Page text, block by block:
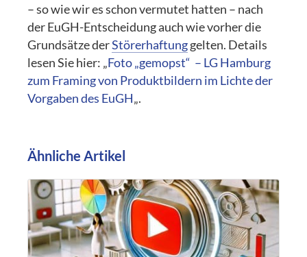
– so wie wir es schon vermutet hatten – nach
der EuGH-Entscheidung auch wie vorher die
Grundsätze derStörerhaftunggelten. Details
lesen Sie hier: „Foto „gemopst“ ­ – LG Hamburg
zum Framing von Produktbildern im Lichte der
Vorgaben des EuGH„.
Ähnliche Artikel